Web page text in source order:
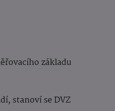
základu
stanoví se DVZ